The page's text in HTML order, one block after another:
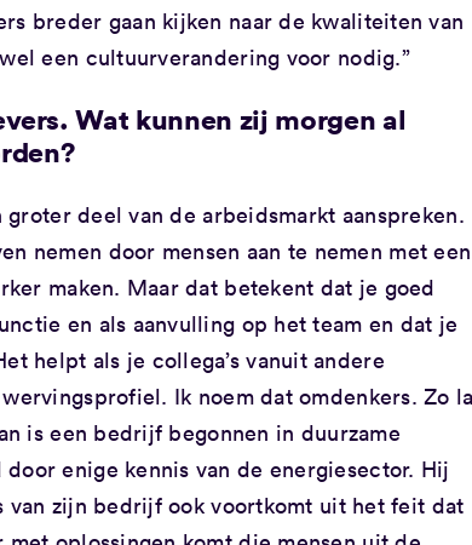
breder gaan kijken naar de kwaliteiten van
een cultuurverandering voor nodig.”
Wat kunnen zij morgen al
deel van de arbeidsmarkt aanspreken.
nemen door mensen aan te nemen met een
maken. Maar dat betekent dat je goed
en als aanvulling op het team en dat je
helpt als je collega’s vanuit andere
Ik noem dat omdenkers. Zo
is een bedrijf begonnen in duurzame
enige kennis van de energiesector. Hij
zijn bedrijf ook voortkomt uit het feit dat